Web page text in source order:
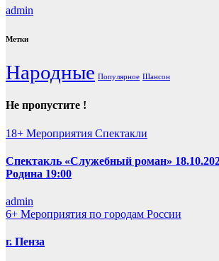
admin
Метки
Народные Популярное Шансон
Не пропустите !
18+ Мероприятия Спектакли
Спектакль «Служебный роман»
Родина 19:00
admin
6+ Мероприятия по городам России
г. Пенза